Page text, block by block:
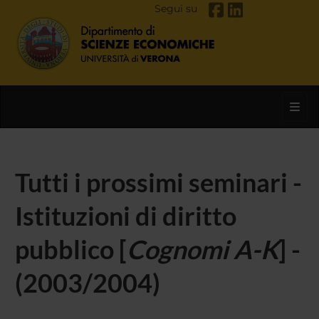
Segui su
Tutti i prossimi seminari -
Istituzioni di diritto
pubblico [Cognomi A-K] -
(2003/2004)